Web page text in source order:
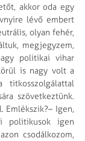
akkor oda egy
lévő embert
olyan fehér,
megjegyzem,
politikai vihar
is nagy volt a
szövetkeztünk.
Emlékszik?– Igen,
politikusok igen
csodálkozom,